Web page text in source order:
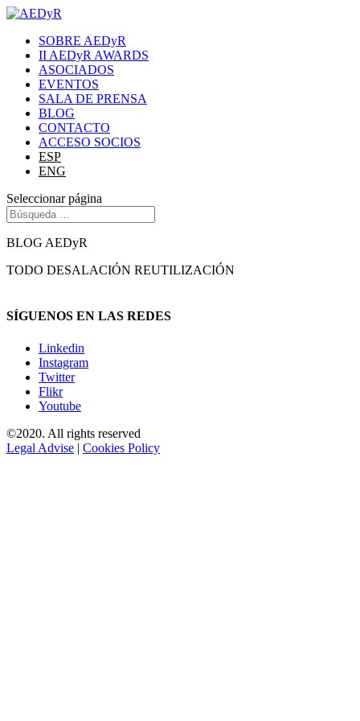
SOBRE AEDyR
II AEDyR AWARDS
ASOCIADOS
EVENTOS
SALA DE PRENSA
BLOG
CONTACTO
ACCESO SOCIOS
ESP
ENG
Seleccionar página
BLOG AEDyR
TODO DESALACIÓN REUTILIZACIÓN
SÍGUENOS EN LAS REDES
Linkedin
Instagram
Twitter
Flikr
Youtube
©2020. All rights reserved
Legal Advise | Cookies Policy